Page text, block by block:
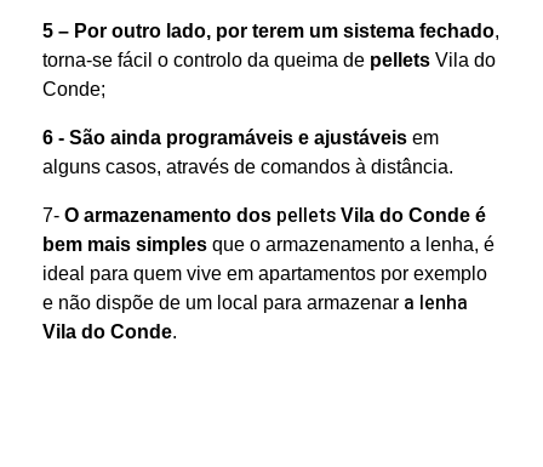
5 – Por outro lado, por terem um sistema fechado,
torna-se fácil o controlo da queima de pellets Vila do
Conde;
6 - São ainda programáveis e ajustáveis em
alguns casos, através de comandos à distância.
7- O armazenamento dos pellets Vila do Conde é
bem mais simples que o armazenamento a lenha, é
ideal para quem vive em apartamentos por exemplo
e não dispõe de um local para armazenar a lenha
Vila do Conde.